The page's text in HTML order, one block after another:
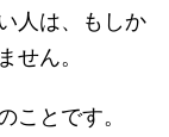
人は、もしか
せん。
ことです。